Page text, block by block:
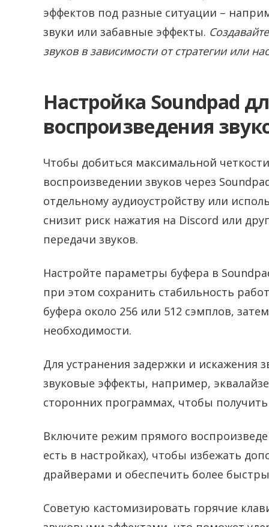
эффектов под разные ситуации –
звуки или забавные эффекты.
звуков в зависимости от стратегии или
Настройка Soundpad
воспроизведения
Чтобы добиться максимальной
воспроизведении звуков через
отдельному аудиоустройству или
снизит риск нажатия на Discord или
передачи звуков.
Настройте параметры буфера в
при этом сохранить стабильность
буфера около 256 или 512 сэмплов,
необходимости.
Для устранения задержки и искажения
звуковые эффекты, например,
сторонних программах, чтобы
Включите режим прямого
есть в настройках), чтобы избежать
драйверами и обеспечить более
Советую кастомизировать горячие